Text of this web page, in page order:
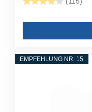
EMPFEHLUNG NR. 15